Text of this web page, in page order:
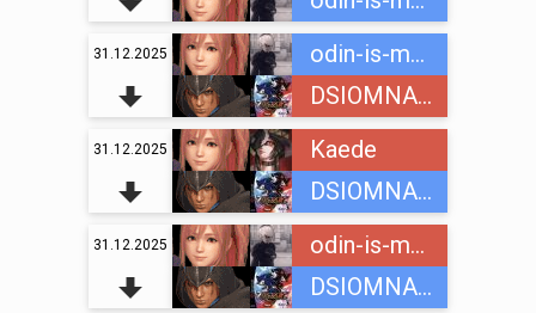
31.12.2025
odin-is-mnogih
DSIOMNAINC
31.12.2025
Kaede
DSIOMNAINC
31.12.2025
odin-is-mnogih
DSIOMNAINC